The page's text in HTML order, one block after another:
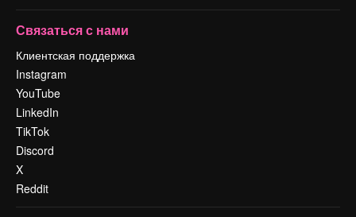
Связаться с нами
Клиентская поддержка
Instagram
YouTube
LinkedIn
TikTok
Discord
X
Reddit